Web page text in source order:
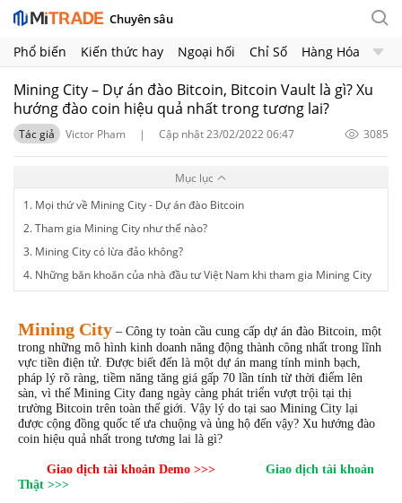
Chuyên sâu
Phổ biến Kiến thức hay Ngoại hối Chỉ Số
Hàng Hóa
Chứng Khoán
Crypto
Mining City – Dự án đào Bitcoin, Bitcoin Vault là gì? Xu
hướng đào coin hiệu quả nhất trong tương lai?
Tác giả Victor Pham | Cập nhật 23/02/2022 06:47 3085
Mục lục
1. Mọi thứ về Mining City - Dự án đào Bitcoin
2. Tham gia Mining City như thế nào?
3. Mining City có lừa đảo không?
4. Những băn khoăn của nhà đầu tư Việt Nam khi tham gia Mining City
Mining City – Công ty toàn cầu cung cấp dự án đào Bitcoin, một
trong những mô hình kinh doanh năng động thành công nhất trong lĩnh
vực tiền điện tử. Được biết đến là một dự án mang tính minh bạch,
pháp lý rõ ràng, tiềm năng tăng giá gấp 70 lần tính từ thời điểm lên
sàn, vì thế Mining City đang ngày càng phát triển vượt trội tại thị
trường Bitcoin trên toàn thế giới. Vậy lý do tại sao Mining City lại
được cộng đồng quốc tế ưa chuộng và ủng hộ đến vậy? Xu hướng đào
coin hiệu quả nhất trong tương lai là gì?
Giao dịch tài khoản Demo >>>
Giao dịch tài khoản
Thật >>>